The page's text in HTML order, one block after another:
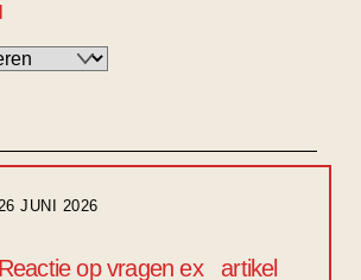
26 JUNI 2026
Reactie op vragen ex_ artikel